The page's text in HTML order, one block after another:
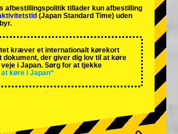
afbestillingspolitik tillader kun afbestilling
(Japan Standard Time) uden
kræver et internationalt kørekort
dokument, der giver dig lov til at køre
i Japan. Sørg for at tjekke
køre i Japan“